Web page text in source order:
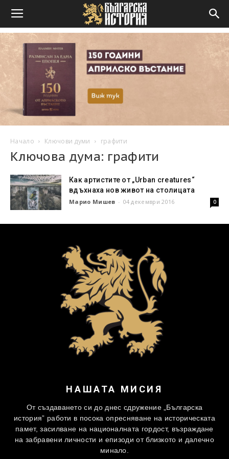
Начало Ключови думи графити
Ключова дума: графити
Как артистите от „Urban creatures“
вдъхнаха нов живот на столицата
Марио Мишев - 04 декември 2016 0
НАШАТА МИСИЯ
От създаването си до днес сдружение „Българска
история” работи в посока опресняване на историческата
памет, засилване на националната гордост, възраждане
на забравени личности и епизоди от близкото и далечно
минало.